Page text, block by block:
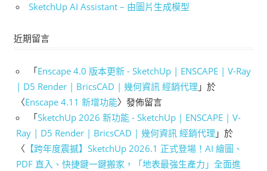
SketchUp AI Assistant – 由圖片生成模型
近期留言
「Enscape 4.0 版本更新 - SketchUp | ENSCAPE | V-Ray
| D5 Render | BricsCAD | 幾何資訊 經銷代理 」於
〈Enscape 4.11 新增功能〉發佈留言
「SketchUp 2026 新功能 - SketchUp | ENSCAPE | V-
Ray | D5 Render | BricsCAD | 幾何資訊 經銷代理 」於
〈 【跨年度震撼】SketchUp 2026.1 正式登場！AI 繪圖、
PDF 直入、快捷鍵一鍵搬家，「地表最強生產力」全面進